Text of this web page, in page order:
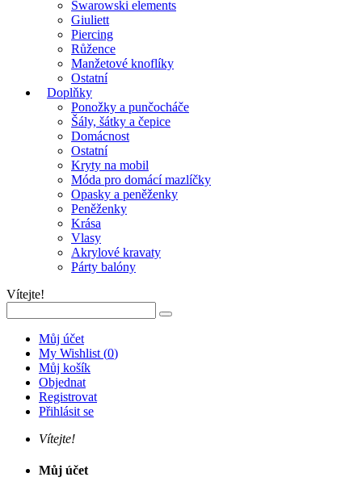
Swarowski elements
Giuliett
Piercing
Růžence
Manžetové knoflíky
Ostatní
Doplňky
Ponožky a punčocháče
Šály, šátky a čepice
Domácnost
Ostatní
Kryty na mobil
Móda pro domácí mazlíčky
Opasky a peněženky
Peněženky
Krása
Vlasy
Akrylové kravaty
Párty balóny
Vítejte!
Můj účet
My Wishlist (0)
Můj košík
Objednat
Registrovat
Přihlásit se
Vítejte!
Můj účet